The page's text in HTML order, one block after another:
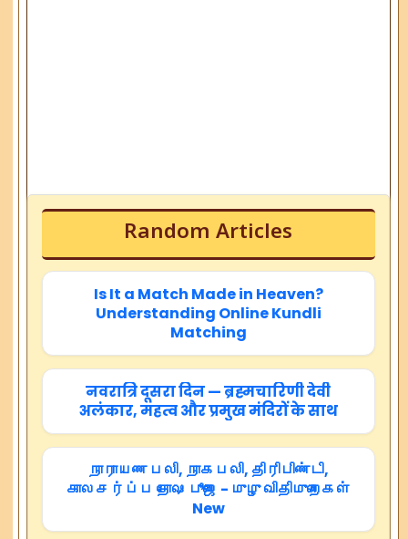
Random Articles
Is It a Match Made in Heaven?
Understanding Online Kundli
Matching
नवरात्रि दूसरा दिन — ब्रह्मचारिणी देवी
अलंकार, महत्व और प्रमुख मंदिरों के साथ
நாராயண பலி, நாகபலி, திரிபிண்டி,
காலசர்ப்ப தோஷ பூஜை - முழு விதிமுறைகள்
New